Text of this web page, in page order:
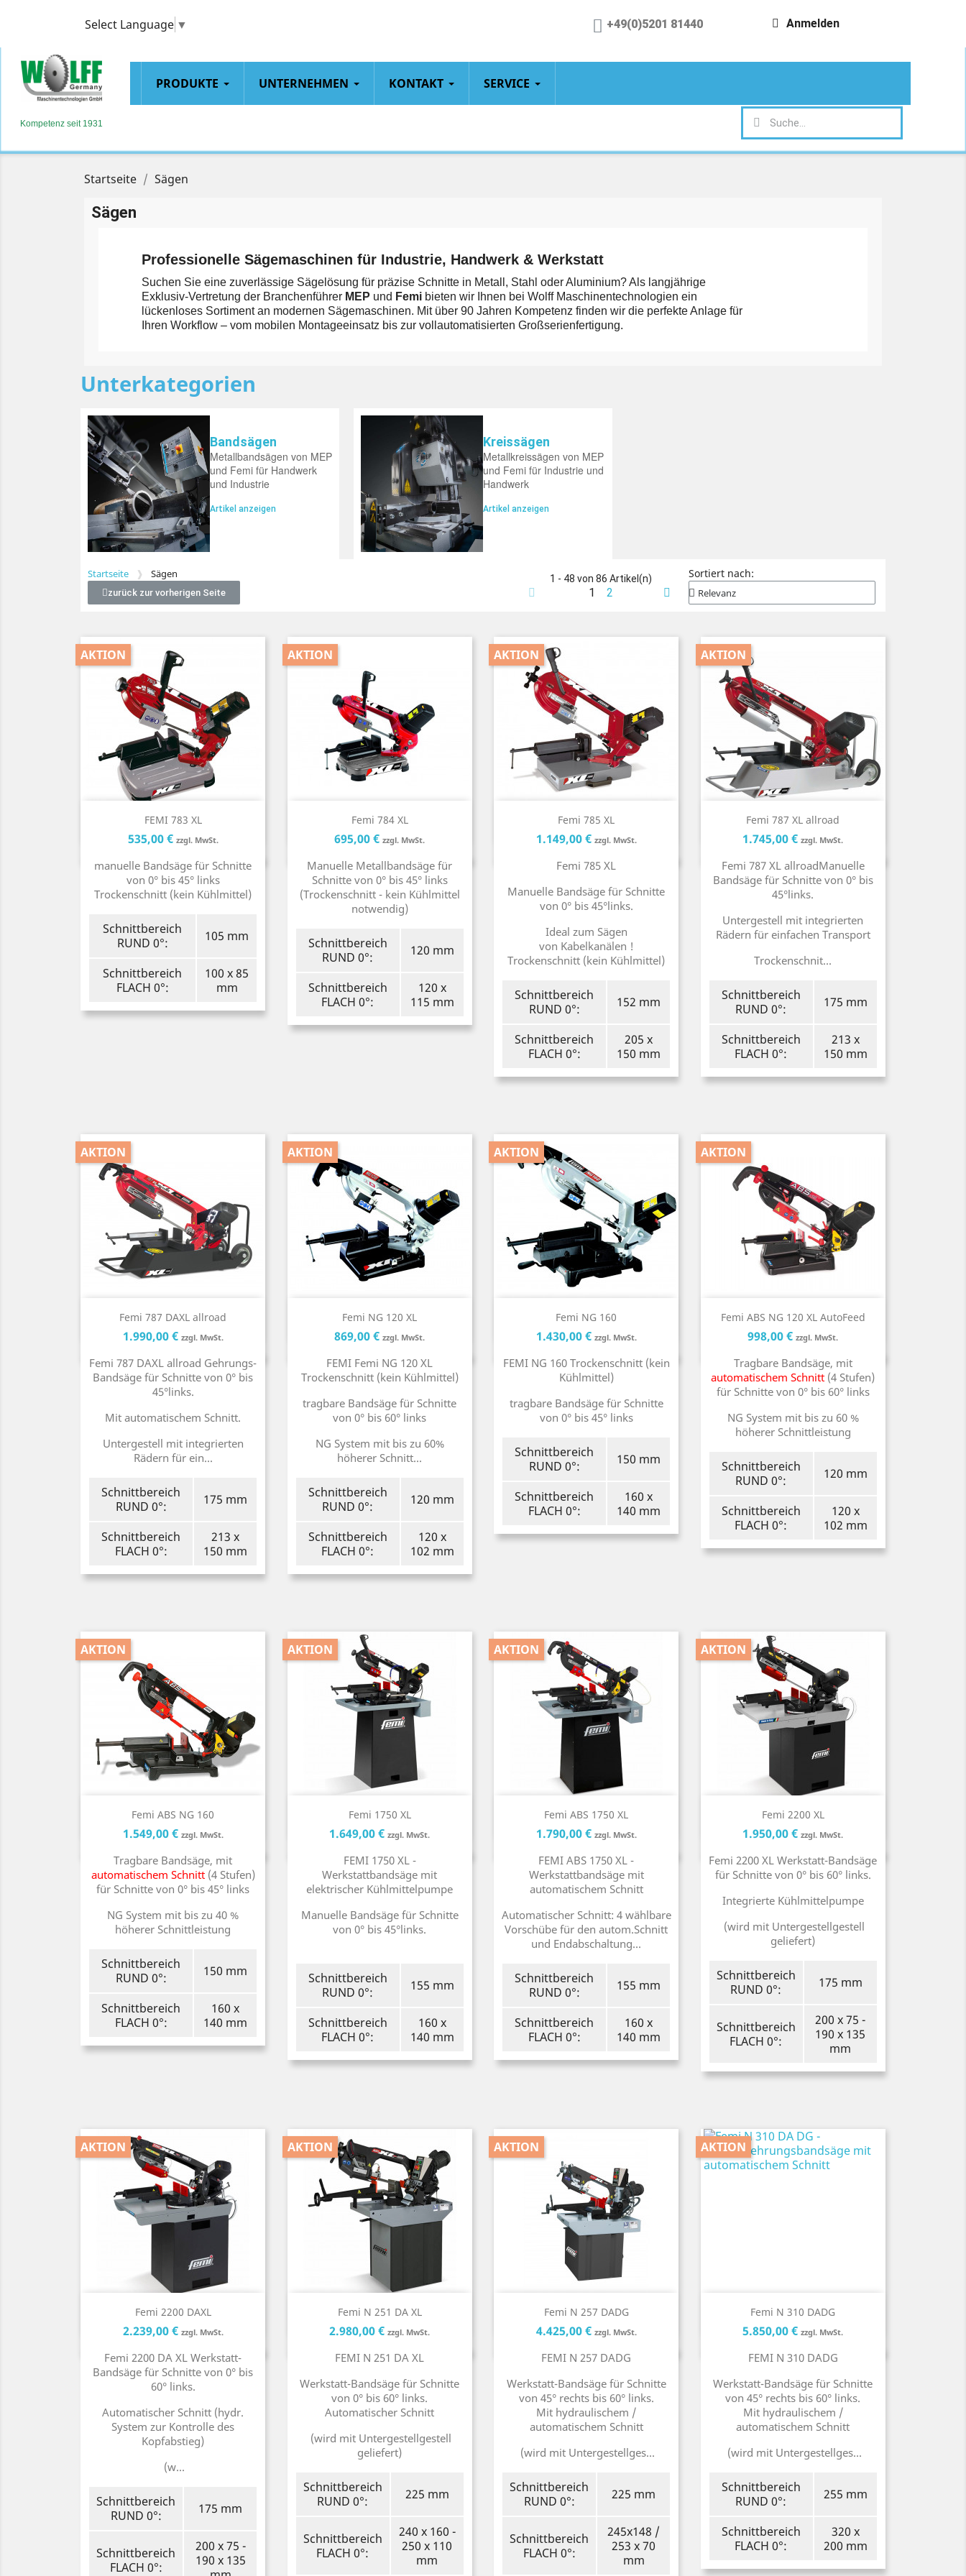
Select Language ▼ +49(0)5201 81440 Anmelden
Kompetenz seit 1931
PRODUKTE UNTERNEHMEN KONTAKT SERVICE
Startseite Sägen
Sägen
Professionelle Sägemaschinen für Industrie, Handwerk & Werkstatt
Suchen Sie eine zuverlässige Sägelösung für präzise Schnitte in Metall, Stahl oder Aluminium? Als langjährige
Exklusiv-Vertretung der Branchenführer MEP und Femi bieten wir Ihnen bei Wolff Maschinentechnologien ein
lückenloses Sortiment an modernen Sägemaschinen. Mit über 90 Jahren Kompetenz finden wir die perfekte Anlage für
Ihren Workflow – vom mobilen Montageeinsatz bis zur vollautomatisierten Großserienfertigung.
Unterkategorien
Bandsägen
Metallbandsägen von MEP
und Femi für Handwerk
und Industrie
Artikel anzeigen
Kreissägen
Metallkreissägen von MEP
und Femi für Industrie und
Handwerk
Artikel anzeigen
Startseite Sägen
zurück zur vorherigen Seite
1 - 48 von 86 Artikel(n)
1 2
Sortiert nach:
FEMI 783 XL
AKTION
Preis
535,00 € zzgl. MwSt.Preis
manuelle Bandsäge für Schnitte
von 0° bis 45° links
Trockenschnitt (kein Kühlmittel)
Schnittbereich
RUND 0°:
105 mm
Schnittbereich
FLACH 0°:
100 x 85
mm
Kurzinfo Femi 784 XL
AKTION
Preis
695,00 € zzgl. MwSt.Preis
Manuelle Metallbandsäge für
Schnitte von 0° bis 45° links
(Trockenschnitt - kein Kühlmittel
notwendig)
Schnittbereich
RUND 0°:
120 mm
Schnittbereich
FLACH 0°:
120 x
115 mm
Kurzinfo Femi 785 XL
AKTION
Preis
1.149,00 € zzgl. MwSt.Preis
Femi 785 XL
Manuelle Bandsäge für Schnitte
von 0° bis 45°links.
Ideal zum Sägen
von Kabelkanälen !
Trockenschnitt (kein Kühlmittel)
Schnittbereich
RUND 0°:
152 mm
Schnittbereich
FLACH 0°:
205 x
150 mm
Kurzinfo Femi 787 XL allroad
AKTION
Preis
1.745,00 € zzgl. MwSt.Preis
Femi 787 XL allroadManuelle
Bandsäge für Schnitte von 0° bis
45°links.
Untergestell mit integrierten
Rädern für einfachen Transport
Trockenschnit...
Schnittbereich
RUND 0°:
175 mm
Schnittbereich
FLACH 0°:
213 x
150 mm
Kurzinfo
Femi 787 DAXL allroad
AKTION
Preis
1.990,00 € zzgl. MwSt.Preis
Femi 787 DAXL allroad Gehrungs-
Bandsäge für Schnitte von 0° bis
45°links.
Mit automatischem Schnitt.
Untergestell mit integrierten
Rädern für ein...
Schnittbereich
RUND 0°:
175 mm
Schnittbereich
FLACH 0°:
213 x
150 mm
Kurzinfo Femi NG 120 XL
AKTION
Preis
869,00 € zzgl. MwSt.Preis
FEMI Femi NG 120 XL
Trockenschnitt (kein Kühlmittel)
tragbare Bandsäge für Schnitte
von 0° bis 60° links
NG System mit bis zu 60%
höherer Schnitt...
Schnittbereich
RUND 0°:
120 mm
Schnittbereich
FLACH 0°:
120 x
102 mm
Kurzinfo Femi NG 160
AKTION
Preis
1.430,00 € zzgl. MwSt.Preis
FEMI NG 160 Trockenschnitt (kein
Kühlmittel)
tragbare Bandsäge für Schnitte
von 0° bis 45° links
Schnittbereich
RUND 0°:
150 mm
Schnittbereich
FLACH 0°:
160 x
140 mm
Kurzinfo Femi ABS NG 120 XL AutoFeed
AKTION
Preis
998,00 € zzgl. MwSt.Preis
Tragbare Bandsäge, mit
automatischem Schnitt (4 Stufen)
für Schnitte von 0° bis 60° links
NG System mit bis zu 60 %
höherer Schnittleistung
Schnittbereich
RUND 0°:
120 mm
Schnittbereich
FLACH 0°:
120 x
102 mm
Kurzinfo
Femi ABS NG 160
AKTION
Preis
1.549,00 € zzgl. MwSt.Preis
Tragbare Bandsäge, mit
automatischem Schnitt(4 Stufen)
für Schnitte von 0° bis 45° links
NG System mit bis zu 40 %
höherer Schnittleistung
Schnittbereich
RUND 0°:
150 mm
Schnittbereich
FLACH 0°:
160 x
140 mm
 Kurzinfo Femi 1750 XL
AKTION
Preis
1.649,00 € zzgl. MwSt.Preis
FEMI 1750 XL -
Werkstattbandsäge mit
elektrischer Kühlmittelpumpe
Manuelle Bandsäge für Schnitte
von 0° bis 45°links.
Schnittbereich
RUND 0°:
155 mm
Schnittbereich
FLACH 0°:
160 x
140 mm
Kurzinfo Femi ABS 1750 XL
AKTION
Preis
1.790,00 € zzgl. MwSt.Preis
FEMI ABS 1750 XL -
Werkstattbandsäge mit
automatischem Schnitt
Automatischer Schnitt: 4 wählbare
Vorschübe für den autom.Schnitt
und Endabschaltung...
Schnittbereich
RUND 0°:
155 mm
Schnittbereich
FLACH 0°:
160 x
140 mm
 Kurzinfo Femi 2200 XL
AKTION
Preis
1.950,00 € zzgl. MwSt.Preis
Femi 2200 XL Werkstatt-Bandsäge
für Schnitte von 0° bis 60° links.
Integrierte Kühlmittelpumpe
(wird mit Untergestellgestell
geliefert)
Schnittbereich
RUND 0°:
175 mm
Schnittbereich
FLACH 0°:
200 x 75 -
190 x 135
mm
Kurzinfo
Femi 2200 DAXL
AKTION
Preis
2.239,00 € zzgl. MwSt.Preis
Femi 2200 DA XL Werkstatt-
Bandsäge für Schnitte von 0° bis
60° links.
Automatischer Schnitt (hydr.
System zur Kontrolle des
Kopfabstieg)
(w...
Schnittbereich
RUND 0°:
175 mm
Schnittbereich
FLACH 0°:
200 x 75 -
190 x 135
Kurzinfo Femi N 251 DA XL
AKTION
Preis
2.980,00 € zzgl. MwSt.Preis
FEMI N 251 DA XL
Werkstatt-Bandsäge für Schnitte
von 0° bis 60° links.
Automatischer Schnitt
(wird mit Untergestellgestell
geliefert)
Schnittbereich
RUND 0°:
225 mm
Schnittbereich
FLACH 0°:
240 x 160 -
250 x 110
mm
 Kurzinfo Femi N 257 DADG
AKTION
Preis
4.425,00 € zzgl. MwSt.Preis
FEMI N 257 DADG
Werkstatt-Bandsäge für Schnitte
von 45° rechts bis 60° links.
Mit hydraulischem /
automatischem Schnitt
(wird mit Untergestellges...
Schnittbereich
RUND 0°:
225 mm
Schnittbereich
FLACH 0°:
245x148 /
253 x 70
mm
 Kurzinfo Femi N 310 DADG
AKTION
Preis
5.850,00 € zzgl. MwSt.Preis
FEMI N 310 DADG
Werkstatt-Bandsäge für Schnitte
von 45° rechts bis 60° links.
Mit hydraulischem /
automatischem Schnitt
(wird mit Untergestellges...
Schnittbereich
RUND 0°:
255 mm
Schnittbereich
FLACH 0°:
320 x
200 mm
 Kurzinfo